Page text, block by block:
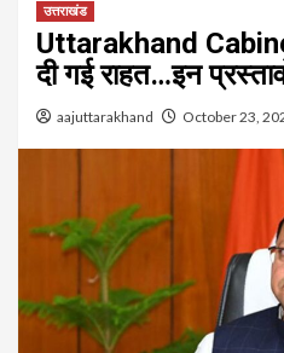
उत्तराखंड
Uttarakhand
दी गई राहत…इन
aajuttarakhand October 23,